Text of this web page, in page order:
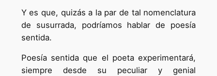
Y es que, quizás a la par de tal nomenclatura
de susurrada, podríamos hablar de poesía
sentida.
Poesía sentida que el poeta experimentará,
siempre desde su peculiar y genial